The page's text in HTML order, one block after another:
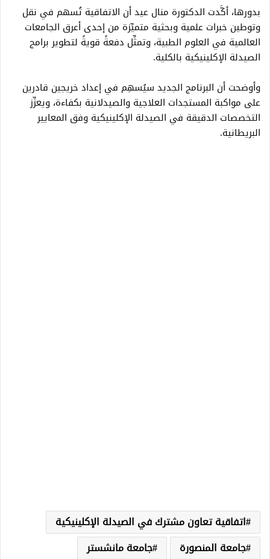
بدورها، أكَّدت الدكتورة منال عيد أن الاتفاقية تُسهم في نقل
وتوطين خبرات علمية وبحثية متميِّزة من إحدى أعرق الجامعات
العالمية في العلوم الطبية، وتمثِّل دفعةً قويةً لتطوير برامج
الصيدلة الإكلينيكية بالكلية.
وأوضحت أن البرنامج الجديد سيُسهِم في إعداد خريجين قادرين
على مواكبة المستجدات العلاجية والصيدلانية بكفاءة، ويعزِّز
التخصصات الدقيقة في الصيدلة الإكلينيكية وفق المعايير
البريطانية.
اتفاقية تعاون مشترك في الصيدلة الإكلينيكية
جامعة المنصورة
جامعة مانشستر